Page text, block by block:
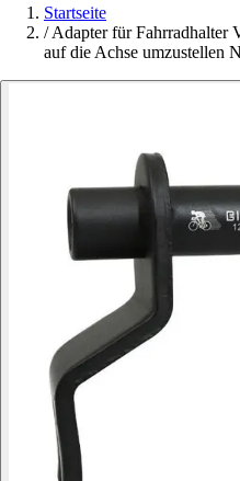
Startseite
/Adapter für Fahrradhalter
auf die Achse umzustellen